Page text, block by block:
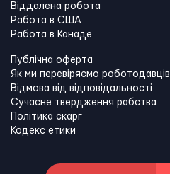
Віддалена робота
Работа в США
Работа в Канадe
Публічна оферта
Як ми перевіряємо роботодавців
Відмова від відповідальності
Сучасне твердження рабства
Політика скарг
Кодекс етики